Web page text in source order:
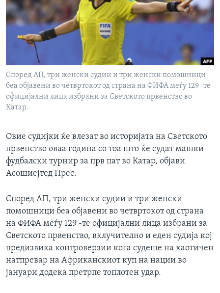
ИНТЕРВЈУА
Јазици
Според АП, три женски судии и три женски помошници
беа објавени во четвртокот од страна на ФИФА меѓу 129 -те
официјални лица избрани за Светското првенство во
Катар.
Овие судијки ќе влезат во историјата на Светското
првенство оваа година со тоа што ќе судат машки
фудбалски турнир за прв пат во Катар, објави
Асошиејтед Прес.
Според АП, три женски судии и три женски
помошници беа објавени во четвртокот од страна
на ФИФА меѓу 129 -те официјални лица избрани за
Светското првенство, вклучително и еден судија кој
предизвика контроверзии кога судеше на хаотичен
натпревар на Африканскиот куп на нации во
јануари додека претрпе топлотен удар.